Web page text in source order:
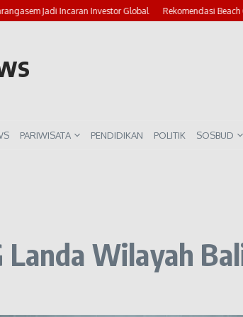
Jadi Incaran Investor Global Rekomendasi Beach Club
PARIWISATA PENDIDIKAN POLITIK SOSBUD
Wilayah